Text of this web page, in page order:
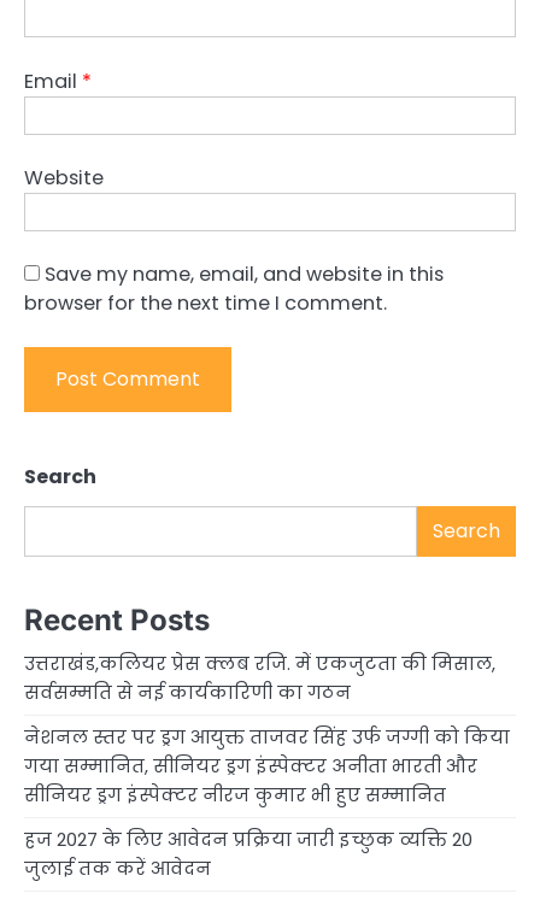
Email *
Website
Save my name, email, and website in this
browser for the next time I comment.
Search
Search
Recent Posts
उत्तराखंड,कलियर प्रेस क्लब रजि. में एकजुटता की मिसाल,
सर्वसम्मति से नई कार्यकारिणी का गठन
नेशनल स्तर पर ड्रग आयुक्त ताजवर सिंह उर्फ जग्गी को किया
गया सम्मानित, सीनियर ड्रग इंस्पेक्टर अनीता भारती और
सीनियर ड्रग इंस्पेक्टर नीरज कुमार भी हुए सम्मानित
हज 2027 के लिए आवेदन प्रक्रिया जारी इच्छुक व्यक्ति 20
जुलाई तक करें आवेदन